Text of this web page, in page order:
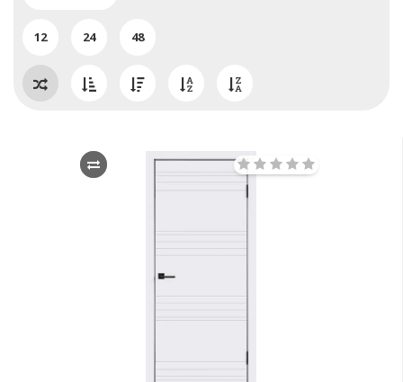
12 24 48